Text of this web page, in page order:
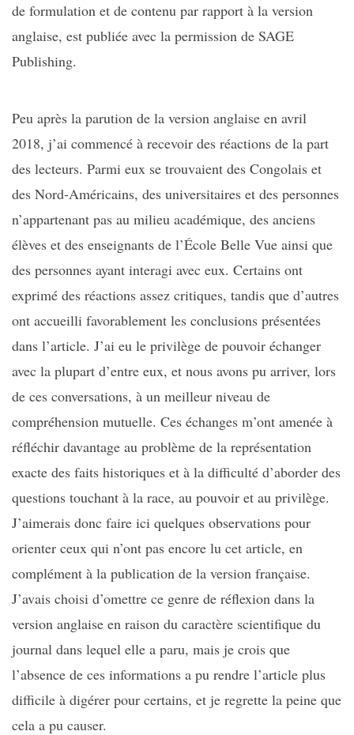
de formulation et de contenu par rapport à la version
anglaise, est publiée avec la permission de SAGE
Publishing.
Peu après la parution de la version anglaise en avril
2018, j’ai commencé à recevoir des réactions de la part
des lecteurs. Parmi eux se trouvaient des Congolais et
des Nord-Américains, des universitaires et des personnes
n’appartenant pas au milieu académique, des anciens
élèves et des enseignants de l’École Belle Vue ainsi que
des personnes ayant interagi avec eux. Certains ont
exprimé des réactions assez critiques, tandis que d’autres
ont accueilli favorablement les conclusions présentées
dans l’article. J’ai eu le privilège de pouvoir échanger
avec la plupart d’entre eux, et nous avons pu arriver, lors
de ces conversations, à un meilleur niveau de
compréhension mutuelle. Ces échanges m’ont amenée à
réfléchir davantage au problème de la représentation
exacte des faits historiques et à la difficulté d’aborder des
questions touchant à la race, au pouvoir et au privilège.
J’aimerais donc faire ici quelques observations pour
orienter ceux qui n’ont pas encore lu cet article, en
complément à la publication de la version française.
J’avais choisi d’omettre ce genre de réflexion dans la
version anglaise en raison du caractère scientifique du
journal dans lequel elle a paru, mais je crois que
l’absence de ces informations a pu rendre l’article plus
difficile à digérer pour certains, et je regrette la peine que
cela a pu causer.